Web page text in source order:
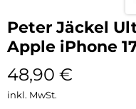
Peter Jäckel
Apple iPhone
48,90 €
inkl. MwSt.